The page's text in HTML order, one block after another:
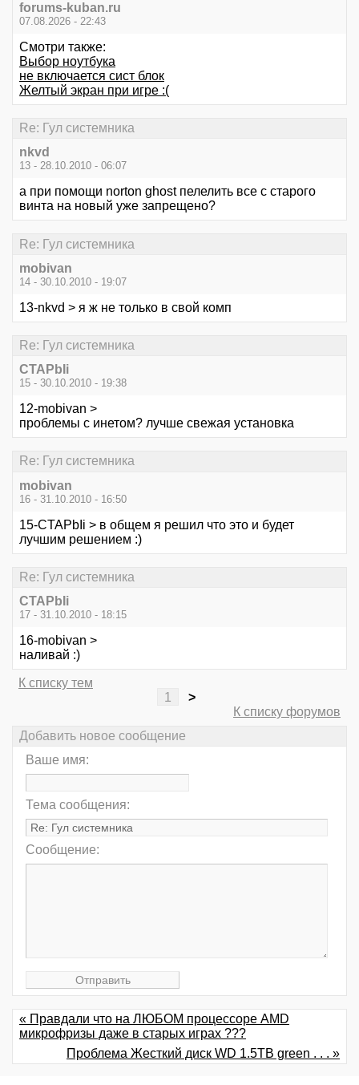
forums-kuban.ru
07.08.2026 - 22:43
Смотри также:
Выбор ноутбука
не включается сист блок
Желтый экран при игре :(
Re: Гул системника
nkvd
13 - 28.10.2010 - 06:07
а при помощи norton ghost пелелить все с старого
винта на новый уже запрещено?
Re: Гул системника
mobivan
14 - 30.10.2010 - 19:07
13-nkvd > я ж не только в свой комп
Re: Гул системника
CTAPbIi
15 - 30.10.2010 - 19:38
12-mobivan >
проблемы с инетом? лучше свежая установка
Re: Гул системника
mobivan
16 - 31.10.2010 - 16:50
15-CTAPbIi > в общем я решил что это и будет
лучшим решением :)
Re: Гул системника
CTAPbIi
17 - 31.10.2010 - 18:15
16-mobivan >
наливай :)
К списку тем
1
>
К списку форумов
Добавить новое сообщение
Ваше имя:
Тема сообщения:
Сообщение:
« Правдали что на ЛЮБОМ процессоре AMD
микрофризы даже в старых играх ???
Проблема Жесткий диск WD 1.5TB green . . . »